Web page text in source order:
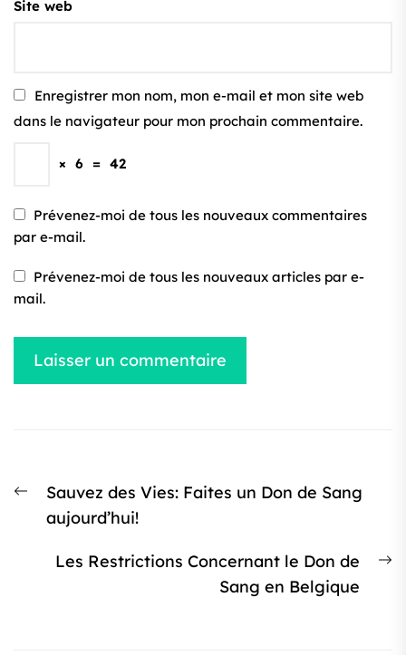
Site web
Enregistrer mon nom, mon e-mail et mon site web
dans le navigateur pour mon prochain commentaire.
× 6 = 42
Prévenez-moi de tous les nouveaux commentaires
par e-mail.
Prévenez-moi de tous les nouveaux articles par e-
mail.
de
l’article
Article
précédent
Sauvez des Vies: Faites un Don de Sang
aujourd’hui!
Les Restrictions Concernant le Don de
Sang en Belgique